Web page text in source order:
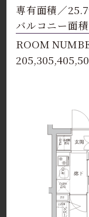
専有面積／
バルコニー面
ROOM